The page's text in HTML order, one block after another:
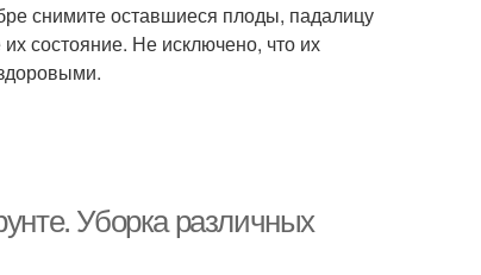
снимите оставшиеся плоды, падалицу
состояние. Не исключено, что их
Уборка различных